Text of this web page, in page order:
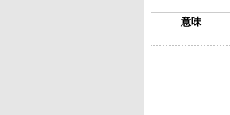
意味